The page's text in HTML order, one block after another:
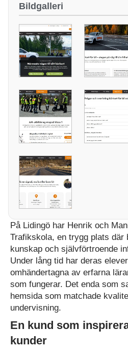
Bildgalleri
På Lidingö har Henrik och
Trafikskola, en trygg plats där
kunskap och självförtroende
Under lång tid har deras
omhändertagna av erfarna
som fungerar. Det enda som
hemsida som matchade
undervisning.
En kund som
kunder